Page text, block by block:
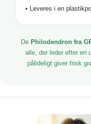
• Leveres i en
De Philodendron fra
alle, der leder efter en
pålideligt giver frisk